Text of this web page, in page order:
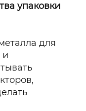
упаковки
для
и